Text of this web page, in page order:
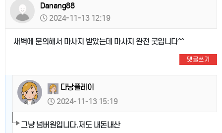
Danang88
2024-11-13 12:19
새벽에 문의해서 마사지 받았는데 마사지 완전 굿입니다^^
댓글쓰기
다낭플레이
2024-11-13 15:19
그냥 넘버원입니다.저도 내돈내산